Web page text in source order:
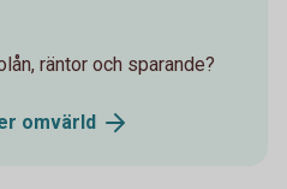
räntor och sparande?
omvärld